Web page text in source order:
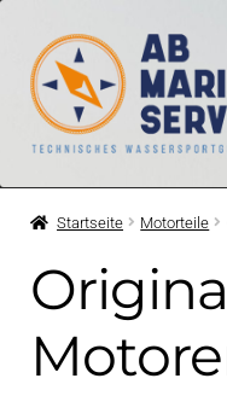
Zur
Navigation
springen
Zum
Inhalt
springen
Home
Motorteile
Startseite Motorteile